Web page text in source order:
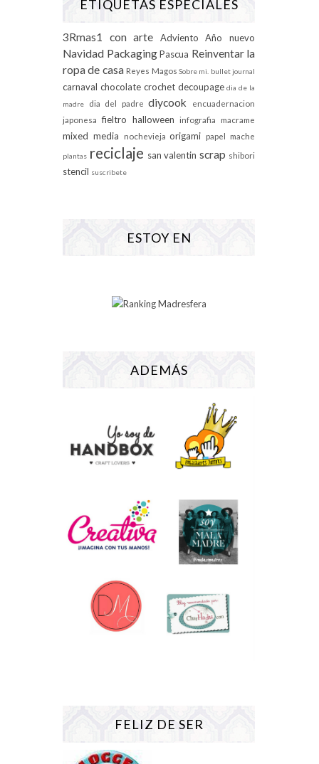
ETIQUETAS ESPECIALES
3Rmas1 con arte Adviento Año nuevo
Navidad Packaging Pascua Reinventar la
ropa de casa Reyes Magos Sobre mi. bullet journal
carnaval chocolate crochet decoupage dia de la
madre
dia del padre diycook
encuadernacion
japonesa fieltro halloween infografia macrame
mixed media nochevieja origami papel mache
plantas reciclaje san valentin scrap shibori
stencil suscribete
ESTOY EN
ADEMÁS
FELIZ DE SER